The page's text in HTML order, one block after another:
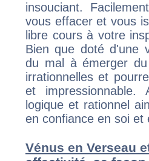
insouciant.
vous effacer et vous
libre cours à votre
Bien que doté d'une
du mal à émerger
irrationnelles et
et
logique et rationnel
en confiance en soi
Vénus en Verseau